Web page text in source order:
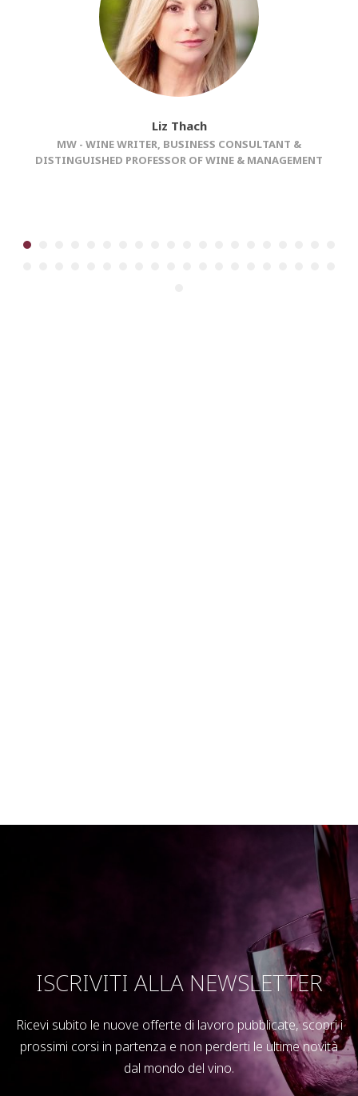
Liz Thach
MW - WINE WRITER, BUSINESS CONSULTANT &
DISTINGUISHED PROFESSOR OF WINE & MANAGEMENT
ISCRIVITI ALLA NEWSLETTER
Ricevi subito le nuove offerte di lavoro pubblicate, scopri i
prossimi corsi in partenza e non perderti le ultime novità
dal mondo del vino.